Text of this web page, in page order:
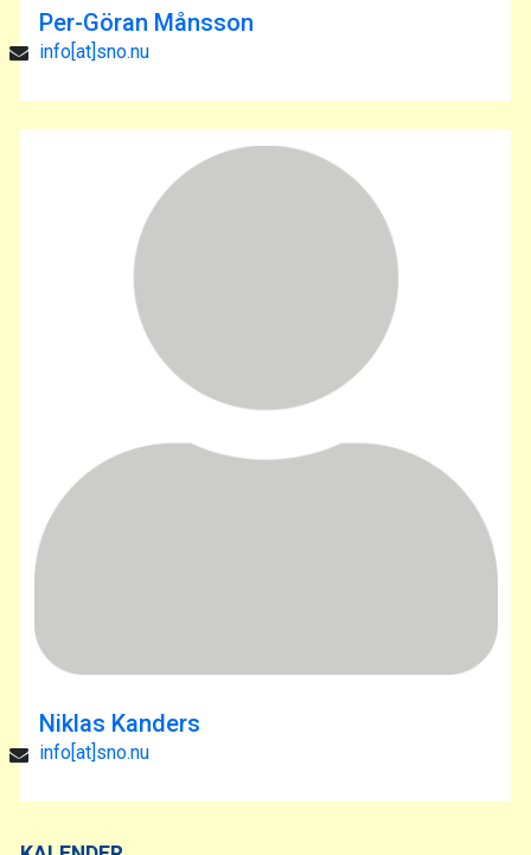
Per-Göran Månsson
info[at]sno.nu
Niklas Kanders
info[at]sno.nu